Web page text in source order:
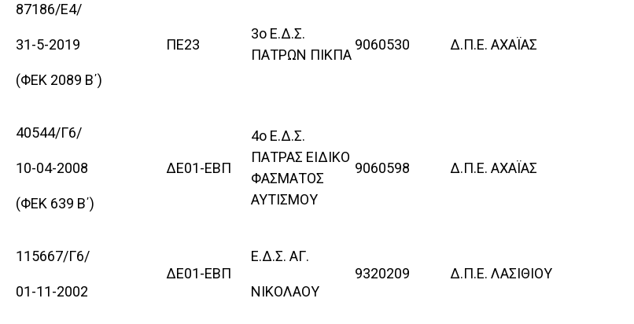
87186/Ε4/
31-5-2019
(ΦΕΚ 2089 Β΄)
ΠΕ23
3ο Ε.Δ.Σ.
ΠΑΤΡΩΝ ΠΙΚΠΑ
9060530 Δ.Π.Ε. ΑΧΑΪΑΣ
40544/Γ6/
10-04-2008
(ΦΕΚ 639 Β΄)
ΔΕ01-ΕΒΠ
4ο Ε.Δ.Σ.
ΠΑΤΡΑΣ ΕΙΔΙΚΟ
ΦΑΣΜΑΤΟΣ
ΑΥΤΙΣΜΟΥ
9060598 Δ.Π.Ε. ΑΧΑΪΑΣ
115667/Γ6/
01-11-2002
ΔΕ01-ΕΒΠ
Ε.Δ.Σ. ΑΓ.
ΝΙΚΟΛΑΟΥ
9320209 Δ.Π.Ε. ΛΑΣΙΘΙΟΥ